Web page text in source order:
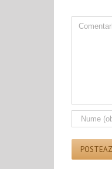
Comment